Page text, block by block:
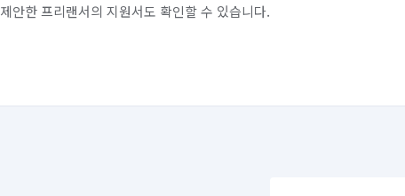
안한 프리랜서의 지원서도 확인할 수 있습니다.